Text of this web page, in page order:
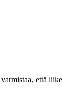
että